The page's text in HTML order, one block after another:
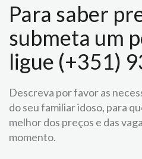
Para saber
submeta um
ligue (+351)
Descreva por favor as
do seu familiar idoso, para
melhor dos preços e das
momento.